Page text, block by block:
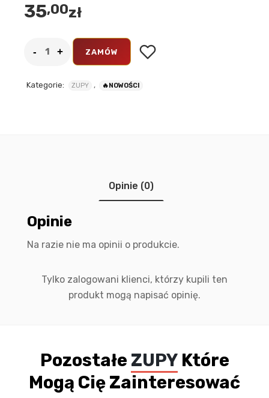
35,00zł
ZAMÓW
Kategorie: ZUPY , 🔥NOWOŚCI
Opinie (0)
Opinie
Na razie nie ma opinii o produkcie.
Tylko zalogowani klienci, którzy kupili ten
produkt mogą napisać opinię.
Pozostałe ZUPYKtóre
Mogą Cię Zainteresować